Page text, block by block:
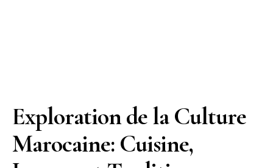
Exploration de la Culture
Marocaine: Cuisine,